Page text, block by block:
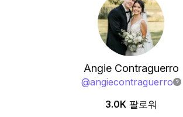
Angie Contraguerro
@angiecontraguerro
3.0K 팔로워